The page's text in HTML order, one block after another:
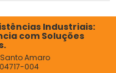
Industriais:
com Soluções
Amaro
004